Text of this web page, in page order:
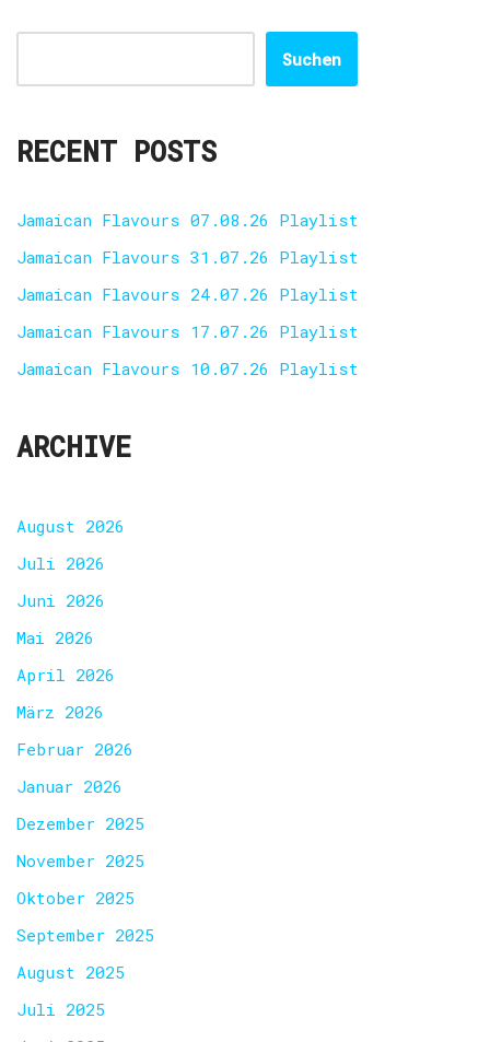
Suchen
RECENT POSTS
Jamaican Flavours 07.08.26 Playlist
Jamaican Flavours 31.07.26 Playlist
Jamaican Flavours 24.07.26 Playlist
Jamaican Flavours 17.07.26 Playlist
Jamaican Flavours 10.07.26 Playlist
ARCHIVE
August 2026
Juli 2026
Juni 2026
Mai 2026
April 2026
März 2026
Februar 2026
Januar 2026
Dezember 2025
November 2025
Oktober 2025
September 2025
August 2025
Juli 2025